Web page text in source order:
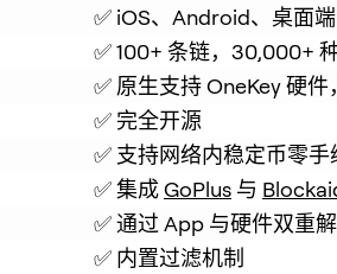
✅ iOS、Android、桌面端
✅ 100+ 条链，30,000+
✅ 原生支持 OneKey 硬
✅ 完全开源
✅ 支持网络内稳定币零
✅ 集成 GoPlus 与
✅ 通过 App 与硬件双重
✅ 内置过滤机制